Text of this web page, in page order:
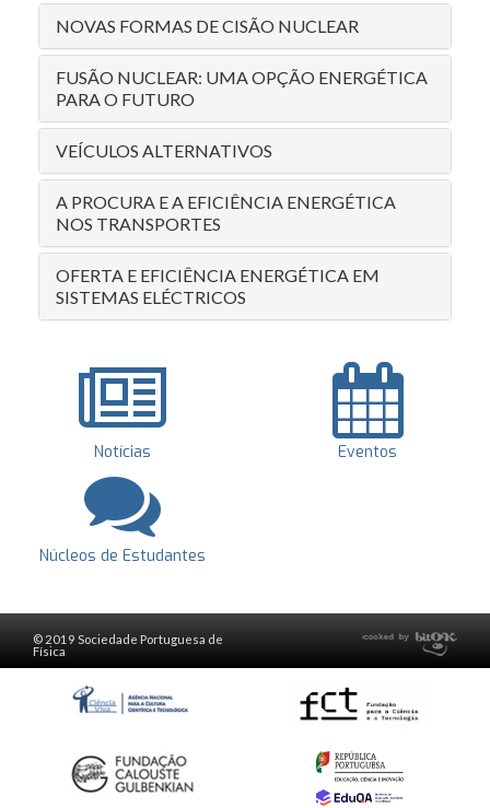
NOVAS FORMAS DE CISÃO NUCLEAR
FUSÃO NUCLEAR: UMA OPÇÃO ENERGÉTICA
PARA O FUTURO
VEÍCULOS ALTERNATIVOS
A PROCURA E A EFICIÊNCIA ENERGÉTICA
NOS TRANSPORTES
OFERTA E EFICIÊNCIA ENERGÉTICA EM
SISTEMAS ELÉCTRICOS
Notícias Eventos
Núcleos de Estudantes
© 2019 Sociedade Portuguesa de
Física